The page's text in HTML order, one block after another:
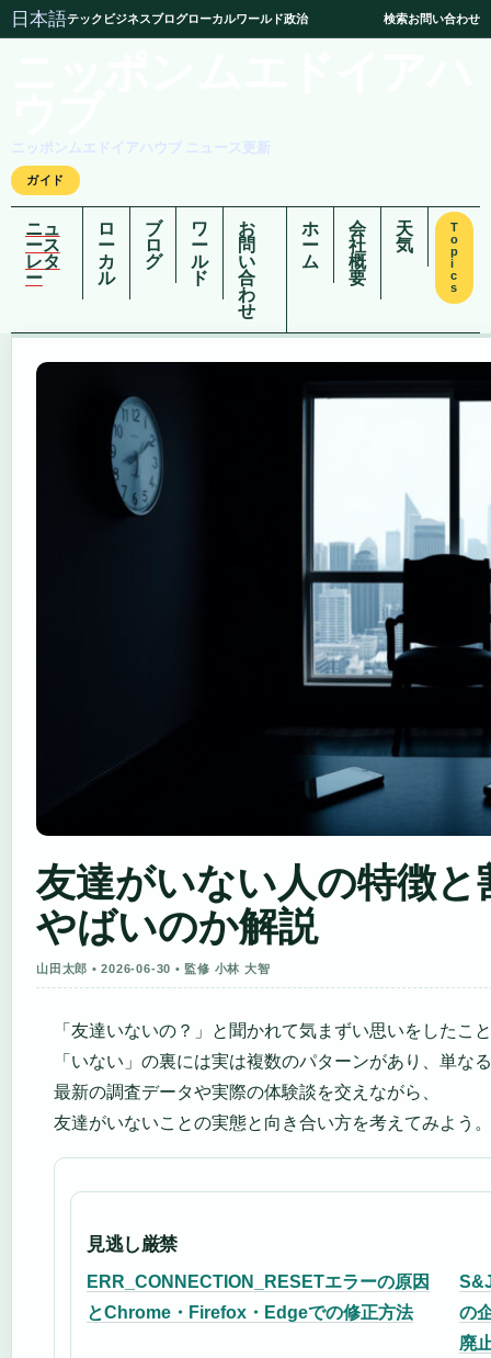
日本語テック ビジネスブログローカルワールド政治 検索お問い合わせ
ニッポンムエドイアハウブ ニュース更新
ガイド
ニュ
ース
レタ
ー
ロ
ー
カ
ル
ブ
ロ
グ
ワ
ー
ル
ド
お
問
い
合
わ
せ
ホ
ー
ム
会
社
概
要
天
気
T
o
p
i
c
s
友達がいない人の特徴と
やばいのか解説
山田太郎 • 2026-06-30 • 監修 小林 大智
「友達いないの？」と聞かれて気まずい思いをしたこ
「いない」の裏には実は複数のパターンがあり、単な
最新の調査データや実際の体験談を交えながら、
友達がいないことの実態と向き合い方を考えてみよう。
見逃し厳禁
ERR_CONNECTION_RESETエラーの原因
とChrome・Firefox・Edgeでの修正方法
の
廃